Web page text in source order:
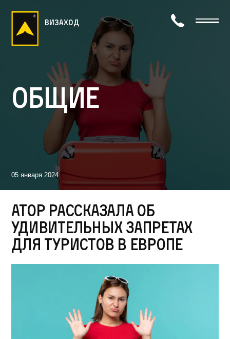
визаход
Общие
05 января 2024
АТОР рассказала об
удивительных запретах
для туристов в Европе